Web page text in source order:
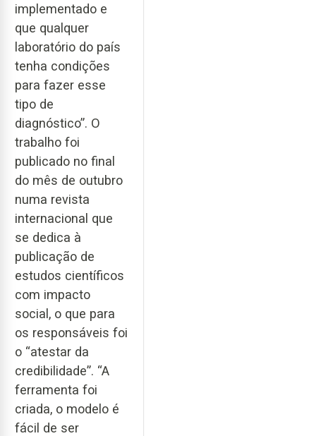
implementado e
que qualquer
laboratório do país
tenha condições
para fazer esse
tipo de
diagnóstico”. O
trabalho foi
publicado no final
do mês de outubro
numa revista
internacional que
se dedica à
publicação de
estudos científicos
com impacto
social, o que para
os responsáveis foi
o “atestar da
credibilidade”. “A
ferramenta foi
criada, o modelo é
fácil de ser